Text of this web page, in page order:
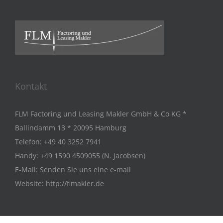
Kontakt
FLM Factoring und Leasing Makler GmbH & Co KG *
Ballindamm 13 * 20095 Hamburg
Telefon: +49 40 3252 7941
Handy: +49 1590 4509055 (N. Jacobsen)
E-Mail: Senden Sie uns eine e-mail
Website: http://flmakler.de